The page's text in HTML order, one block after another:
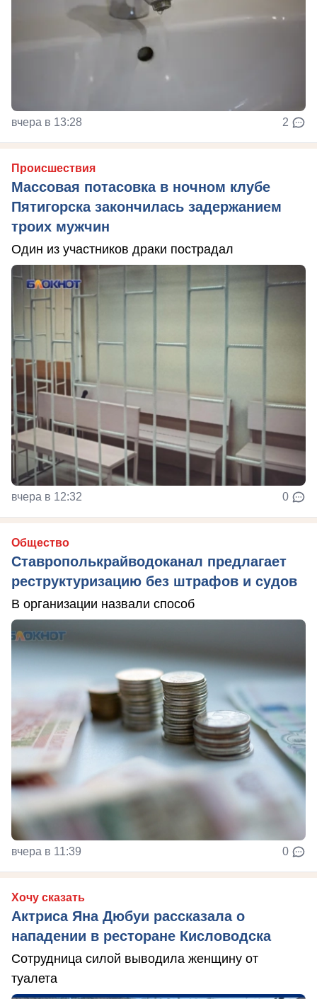
вчера в 13:28 2
Происшествия
Массовая потасовка в ночном клубе
Пятигорска закончилась задержанием
троих мужчин
Один из участников драки пострадал
вчера в 12:32 0
Общество
Ставрополькрайводоканал предлагает
реструктуризацию без штрафов и судов
В организации назвали способ
вчера в 11:39 0
Хочу сказать
Актриса Яна Дюбуи рассказала о
нападении в ресторане Кисловодска
Сотрудница силой выводила женщину от
туалета